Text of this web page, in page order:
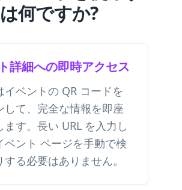
何ですか?
詳細への即時アクセス
イベントの QR コードを
して、完全な情報を即座
ます。長い URL を入力し
ベント ページを手動で検
する必要はありません。